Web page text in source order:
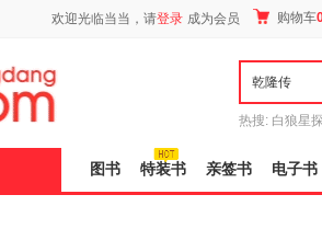
欢迎光临当当，请登录 成为会员 购物车
热搜: 白狼星
图书 特装书 亲签书 电子书